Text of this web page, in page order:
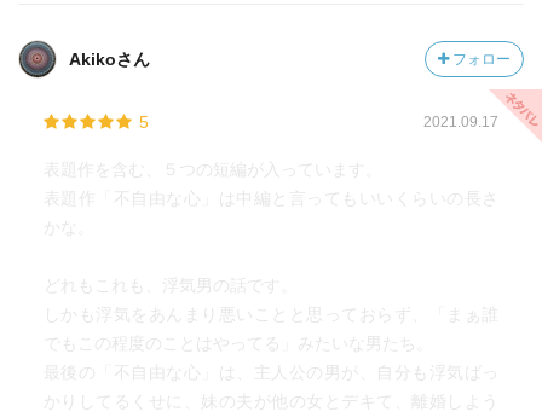
Akikoさん フォロー
5 2021.09.17
表題作を含む、５つの短編が入っています。
表題作「不自由な心」は中編と言ってもいいくらいの長さ
かな。
どれもこれも、浮気男の話です。
しかも浮気をあんまり悪いことと思っておらず、「まぁ誰
でもこの程度のことはやってる」みたいな男たち。
最後の「不自由な心」は、主人公の男が、自分も浮気ばっ
かりしてるくせに、妹の夫が他の女とデキて、離婚しよう